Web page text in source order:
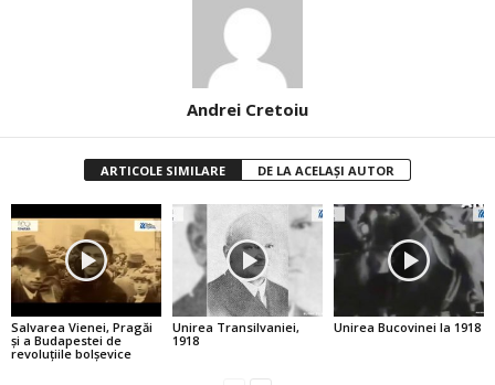
Andrei Cretoiu
ARTICOLE SIMILARE DE LA ACELAȘI AUTOR
Salvarea Vienei, Pragăi
şi a Budapestei de
revoluţiile bolşevice
Unirea Transilvaniei,
1918
Unirea Bucovinei la 1918